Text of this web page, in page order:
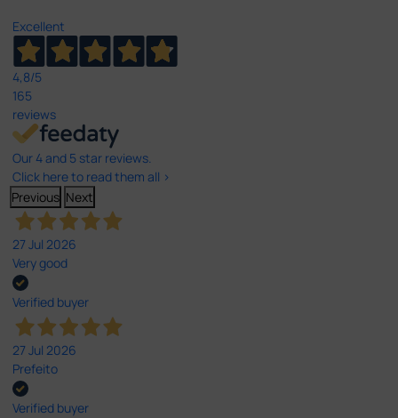
Excellent
4,8/5
165
reviews
Our 4 and 5 star reviews.
Click here to read them all >
Previous Next
27 Jul 2026
Very good
Verified buyer
27 Jul 2026
Prefeito
Verified buyer